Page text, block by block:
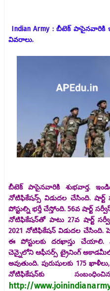
Indian Army : బీటెక్
వివరాలు.
బీటెక్ పాసైనవారికి శుభవార్త.
నోటిఫికేషన్స్ విడుదల చేసింది.
పోస్టుల్ని భర్తీ చేస్తోంది. 56వ షార్ట్
నోటిఫికేషన్‌తో పాటు 27వ షార్ట్
2021 నోటిఫికేషన్ విడుదల చేసింది.
ఈ పోస్టులకు దరఖాస్తు
చెన్నైలోని ఆఫీసర్స్ ట్రైనింగ్ అకాడమీలో
అవుతుంది. పురుషులకు 175
నోటిఫికేషన్‌కు
http://